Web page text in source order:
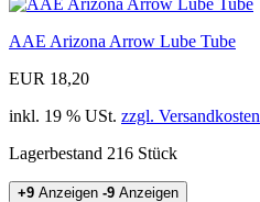
AAE Arizona Arrow Lube Tube
EUR 18,20
inkl. 19 % USt. zzgl. Versandkosten
Lagerbestand 216 Stück
+9 Anzeigen -9 Anzeigen